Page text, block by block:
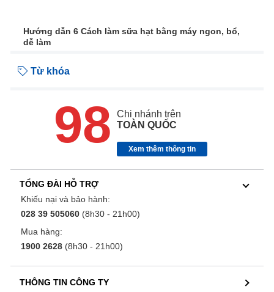
Hướng dẫn 6 Cách làm sữa hạt bằng máy ngon, bổ,
dễ làm
Từ khóa
98
Chi nhánh trên
TOÀN QUỐC
Xem thêm thông tin
TỔNG ĐÀI HỖ TRỢ
Khiếu nại và bảo hành:
028 39 505060 (8h30 - 21h00)
Mua hàng:
1900 2628 (8h30 - 21h00)
THÔNG TIN CÔNG TY